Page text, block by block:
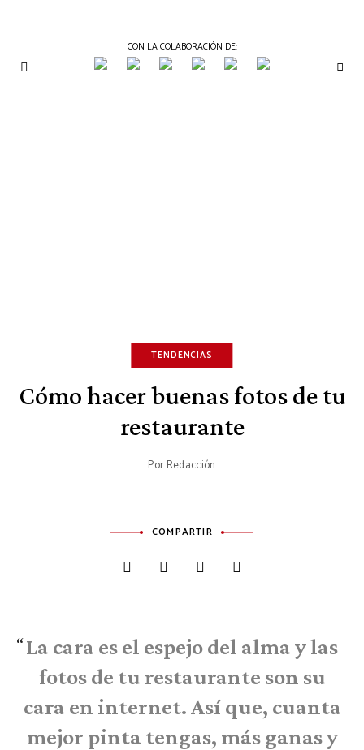
CON LA COLABORACIÓN DE:
TENDENCIAS
Cómo hacer buenas fotos de tu
restaurante
Por Redacción
COMPARTIR
La cara es el espejo del alma y las
fotos de tu restaurante son su
cara en internet. Así que, cuanta
mejor pinta tengas, más ganas y